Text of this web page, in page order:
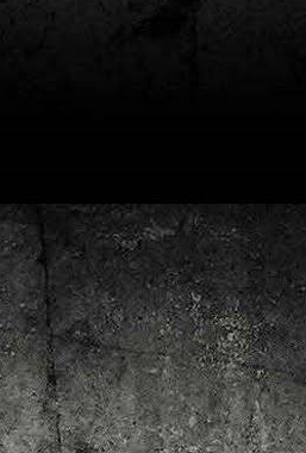
del setmanari Cu-Cut!, participant activament en
arriba l'hora de presentar les lectures del
del club de lectura de còmics de la Biblioteca
El menú, ben variat: un personatge
molt coneguda (i llegida) i una novetat molt